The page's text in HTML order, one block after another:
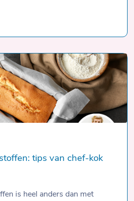
tips van chef-kok
is heel anders dan met